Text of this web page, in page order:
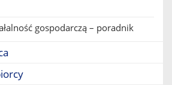
gospodarczą – poradnik